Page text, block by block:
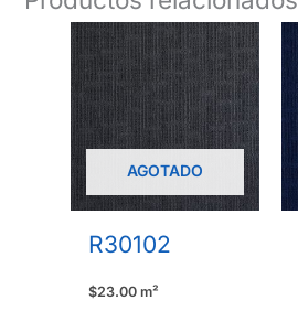
AGOTADO
R30102
$23.00 m²